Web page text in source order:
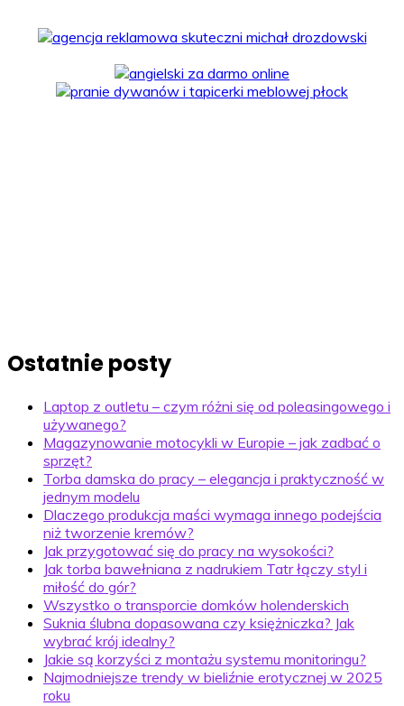
Ostatnie posty
Laptop z outletu – czym różni się od poleasingowego i
używanego?
Magazynowanie motocykli w Europie – jak zadbać o
sprzęt?
Torba damska do pracy – elegancja i praktyczność w
jednym modelu
Dlaczego produkcja maści wymaga innego podejścia
niż tworzenie kremów?
Jak przygotować się do pracy na wysokości?
Jak torba bawełniana z nadrukiem Tatr łączy styl i
miłość do gór?
Wszystko o transporcie domków holenderskich
Suknia ślubna dopasowana czy księżniczka? Jak
wybrać krój idealny?
Jakie są korzyści z montażu systemu monitoringu?
Najmodniejsze trendy w bieliźnie erotycznej w 2025
roku